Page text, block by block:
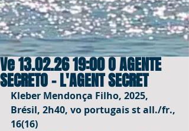
Ve 13.02.26 19:00 O AGENTE
SECRETO - L'AGENT SECRET
Kleber Mendonça Filho, 2025,
Brésil, 2h40, vo portugais st all./fr.,
16(16)